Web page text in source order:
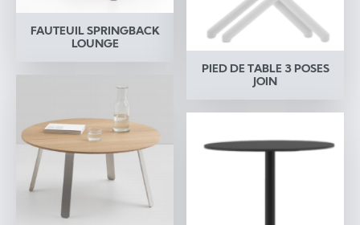
FAUTEUIL SPRINGBACK
LOUNGE
PIED DE TABLE 3 POSES
JOIN